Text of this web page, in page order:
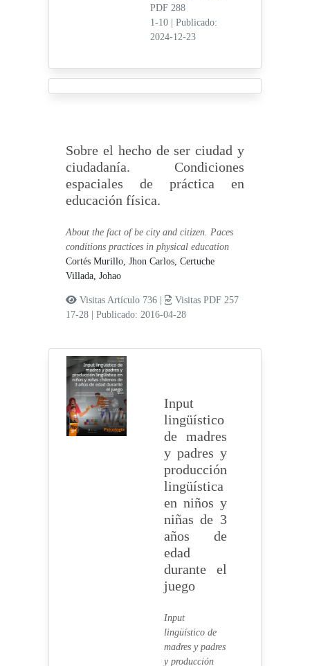
PDF 288
1-10
Publicado:
2024-12-23
Sobre el hecho de ser ciudad y
ciudadanía. Condiciones
espaciales de práctica en
educación física.
About the fact of be city and citizen. Paces
conditions practices in physical education
Cortés Murillo, Jhon Carlos,Certuche
Villada, Johao
Visitas Artículo 736 |
Visitas PDF 257
17-28
|Publicado: 2016-04-28
Input
lingüístico
de madres
y padres y
producción
lingüística
en niños y
niñas de 3
años de
edad
durante el
juego
Input
lingüístico de
madres y padres
y producción